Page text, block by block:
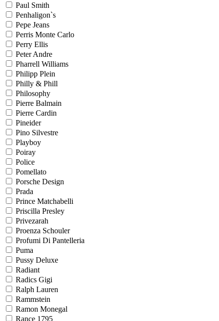
Paul Smith
Penhaligon`s
Pepe Jeans
Perris Monte Carlo
Perry Ellis
Peter Andre
Pharrell Williams
Philipp Plein
Philly & Phill
Philosophy
Pierre Balmain
Pierre Cardin
Pineider
Pino Silvestre
Playboy
Poiray
Police
Pomellato
Porsche Design
Prada
Prince Matchabelli
Priscilla Presley
Privezarah
Proenza Schouler
Profumi Di Pantelleria
Puma
Pussy Deluxe
Radiant
Radics Gigi
Ralph Lauren
Rammstein
Ramon Monegal
Rance 1795